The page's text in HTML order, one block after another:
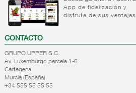
App de fidelización y
disfruta de sus ventajas
CONTACTO
GRUPO UPPER S.C.
Av. Luxemburgo parcela 1-6
Cartagena
Murcia (España)
+34 555 55 55 55